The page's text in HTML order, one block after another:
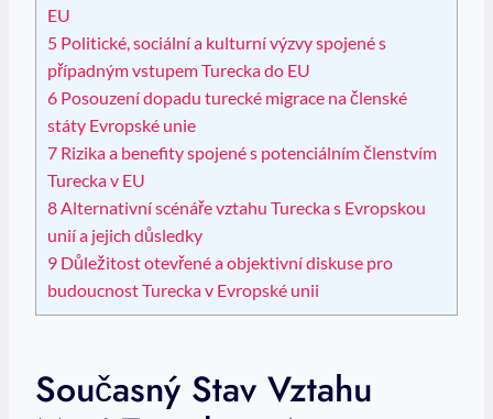
EU
5 Politické, sociální a kulturní výzvy spojené s
případným vstupem Turecka do EU
6 Posouzení dopadu turecké migrace na členské
státy Evropské unie
7 Rizika a benefity spojené s potenciálním členstvím
Turecka v EU
8Alternativní scénáře vztahu Turecka s Evropskou
unií a jejich důsledky
9 Důležitost otevřené a objektivní diskuse pro
budoucnost Turecka v Evropské unii
Současný Stav Vztahu